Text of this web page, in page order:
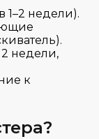
1–2 недели).
2 недели,
к